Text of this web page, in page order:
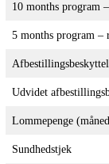
10 months program
5 months program
Udvidet
Lommepenge
Sundhedstjek